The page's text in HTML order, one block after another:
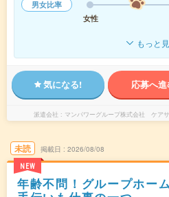
男女比率
女性
もっと
気になる! 応募へ
派遣会社 マンパワーグループ株式会社 ケア
未読
NEW
掲載日 2026/08/08
年齢不問！グループホー